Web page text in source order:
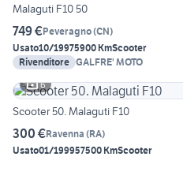
Malaguti F10 50
749 €Peveragno(CN)
Usato10/19975900 KmScooter
Rivenditore GALFRE' MOTO
6
Scooter 50. Malaguti F10
300 €Ravenna (RA)
Usato01/199957500 KmScooter